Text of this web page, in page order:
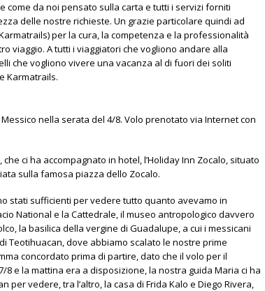
come da noi pensato sulla carta e tutti i servizi forniti
delle nostre richieste. Un grazie particolare quindi ad
per la cura, la competenza e la professionalità
viaggio. A tutti i viaggiatori che vogliono andare alla
che vogliono vivere una vacanza al di fuori dei soliti
Karmatrails.
nella serata del 4/8. Volo prenotato via Internet con
ci ha accompagnato in hotel, l’Holiday Inn Zocalo, situato
sulla famosa piazza dello Zocalo.
stati sufficienti per vedere tutto quanto avevamo in
National e la Cattedrale, il museo antropologico davvero
la basilica della vergine di Guadalupe, a cui i messicani
Teotihuacan, dove abbiamo scalato le nostre prime
concordato prima di partire, dato che il volo per il
e la mattina era a disposizione, la nostra guida Maria ci ha
per vedere, tra l’altro, la casa di Frida Kalo e Diego Rivera,